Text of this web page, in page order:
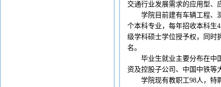
交通行业发展需求的应用型、
学院目前建有车辆工程、
个本科专业，每年招收本科生
级学科硕士学位授予权，同时
名。
毕业生就业主要分布在中
资及控股子公司、中国中铁等
学院现有教职工98人，特